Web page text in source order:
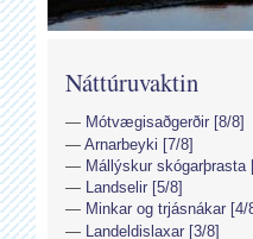
Náttúruvaktin
Mótvægisaðgerðir [8/8]
Arnarbeyki [7/8]
Mállýskur skógarþrasta
Landselir [5/8]
Minkar og trjásnákar [4/
Landeldislaxar [3/8]